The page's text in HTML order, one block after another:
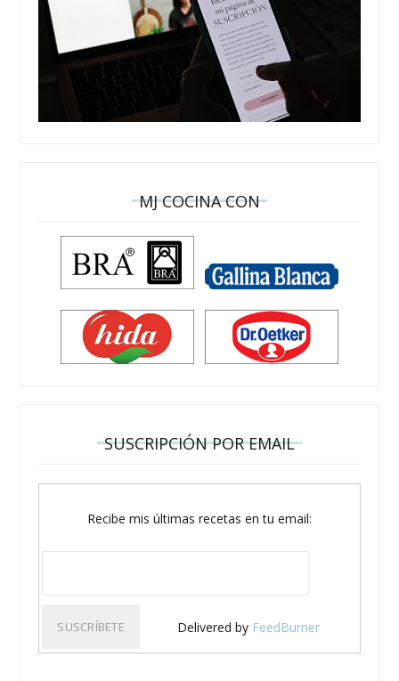
MJ COCINA CON
SUSCRIPCIÓN POR EMAIL
Recibe mis últimas recetas en tu email:
Delivered by FeedBurner